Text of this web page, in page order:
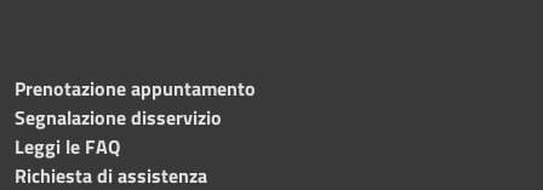
Prenotazione appuntamento
Segnalazione disservizio
Leggi le FAQ
Richiesta di assistenza